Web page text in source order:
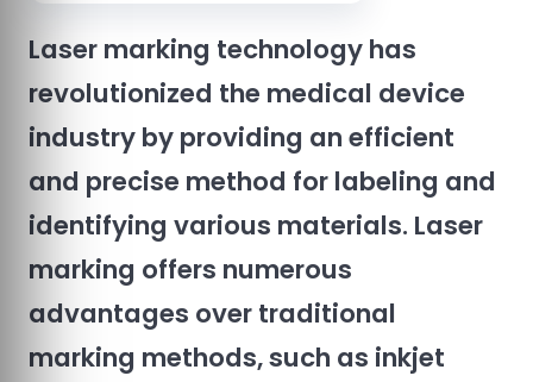
Laser marking technology has
revolutionized the medical device
industry by providing an efficient
and precise method for labeling and
identifying various materials. Laser
marking offers numerous
advantages over traditional
marking methods, such as inkjet